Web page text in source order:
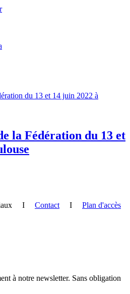
la Fédération du 13 et
I Contact I Plan d'accès
à notre newsletter. Sans obligation